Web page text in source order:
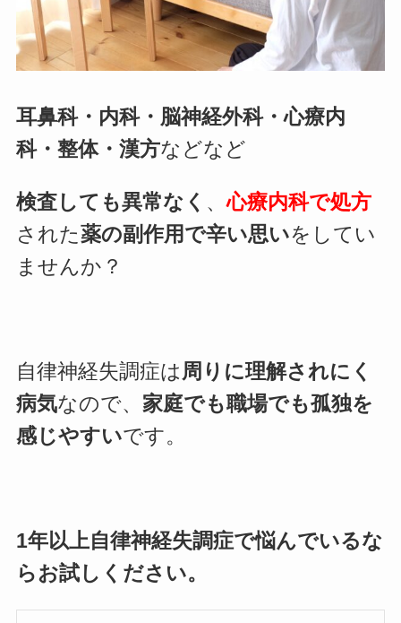
耳鼻科・内科・脳神経外科・心療内
科・整体・漢方などなど
検査しても異常なく 、心療内科で処方
された薬の副作用で辛い思いをしてい
ませんか？
自律神経失調症は 周りに理解されにく
病気なので、 家庭でも職場でも孤独を
感じやすいです。
1年以上自律神経失調症で悩んでいるな
らお試しください。